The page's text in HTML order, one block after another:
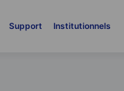
Support Institutionnels